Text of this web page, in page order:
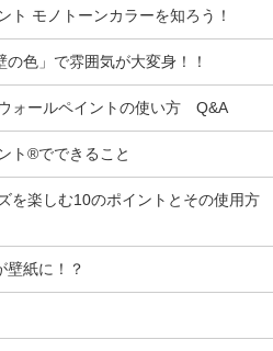
ト モノトーンカラーを知ろう！
色」で雰囲気が大変身！！
ォールペイントの使い方 Q&A
ト®でできること
を楽しむ10のポイントとその使用方
壁紙に！？